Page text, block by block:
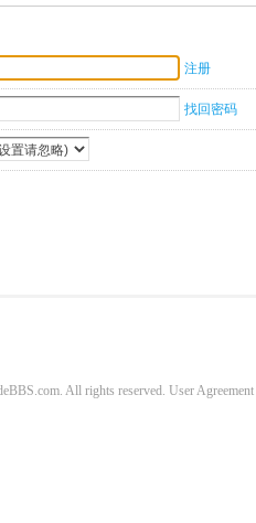
注册
找回密码
All rights reserved. User Agreement